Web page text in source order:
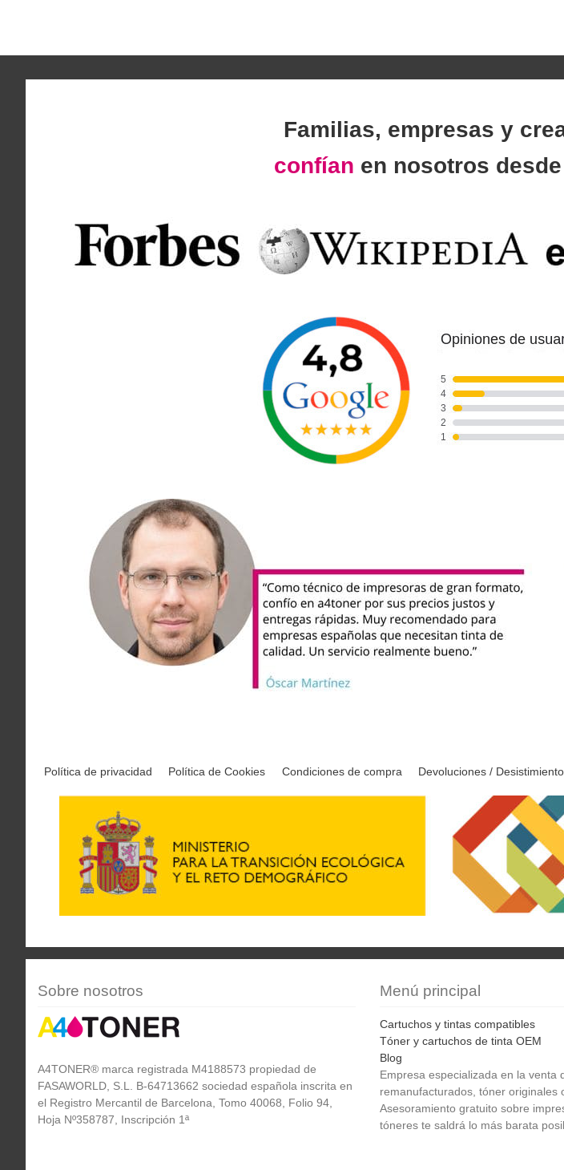
Familias, empresas y
confían en nosotros desde
Política de privacidad Política de Cookies Condiciones de compra Devoluciones /
Sobre nosotros
A4TONER® marca registrada M4188573 propiedad de
FASAWORLD, S.L. B-64713662 sociedad española inscrita en
el Registro Mercantil de Barcelona, Tomo 40068, Folio 94,
Hoja Nº358787, Inscripción 1ª
Menú principal
Cartuchos y tintas compatibles
Tóner y cartuchos de tinta OEM
Blog
Empresa especializada en la venta
remanufacturados, tóner originales
Asesoramiento gratuito sobre
tóneres te saldrá lo más barata